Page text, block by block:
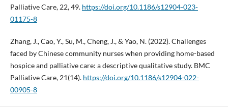
Palliative Care, 22, 49. https://doi.org/10.1186/s12904-023-
01175-8
Zhang, J., Cao, Y., Su, M., Cheng, J., & Yao, N. (2022). Challenges
faced by Chinese community nurses when providing home-based
hospice and palliative care: a descriptive qualitative study. BMC
Palliative Care, 21(14). https://doi.org/10.1186/s12904-022-
00905-8